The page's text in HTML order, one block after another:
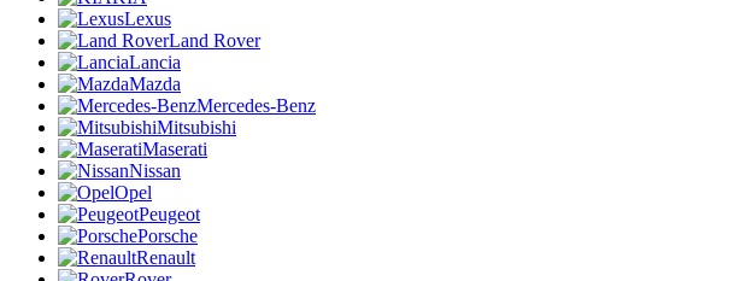
Lexus
Land Rover
Lancia
Mazda
Mercedes-Benz
Mitsubishi
Maserati
Nissan
Opel
Peugeot
Porsche
Renault